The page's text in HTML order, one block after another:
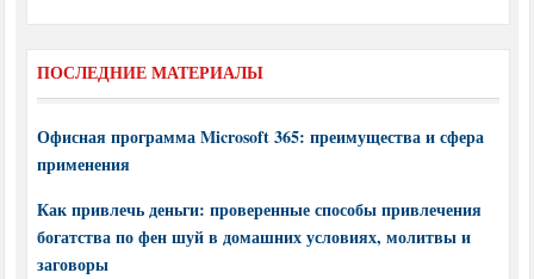
ПОСЛЕДНИЕ МАТЕРИАЛЫ
Офисная программа Microsoft 365: преимущества и сфера
применения
Как привлечь деньги: проверенные способы привлечения
богатства по фен шуй в домашних условиях, молитвы и
заговоры